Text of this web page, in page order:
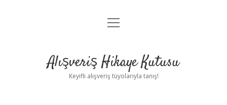
Anasayfa
Yasal Uyarı
menüyü
Alışveriş Hikaye Kutusu
Keyifli alışveriş tüyolarıyla tanış!